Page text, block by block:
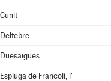
Cunit
Deltebre
Duesaigües
Espluga de Francolí, l'